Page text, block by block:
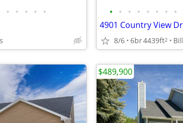
• • • • • • • • • • • • •
4901 Country View Dr
8/6 6br4439ft2
$489,900